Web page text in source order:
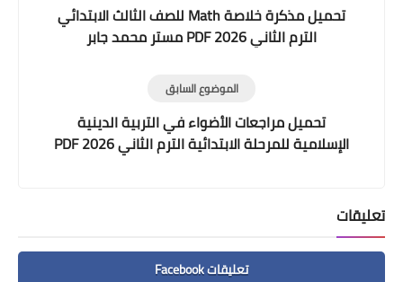
تحميل مذكرة خلاصة Math للصف الثالث الابتدائي
الترم الثاني 2026 PDF مستر محمد جابر
الموضوع السابق
تحميل مراجعات الأضواء في التربية الدينية
الإسلامية للمرحلة الابتدائية الترم الثاني 2026 PDF
تعليقات
تعليقات Facebook